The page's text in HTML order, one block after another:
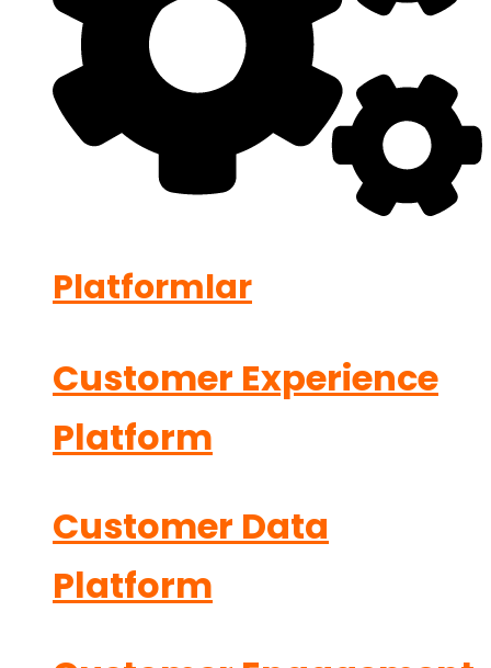
Platformlar
Customer Experience
Platform
Customer Data
Platform